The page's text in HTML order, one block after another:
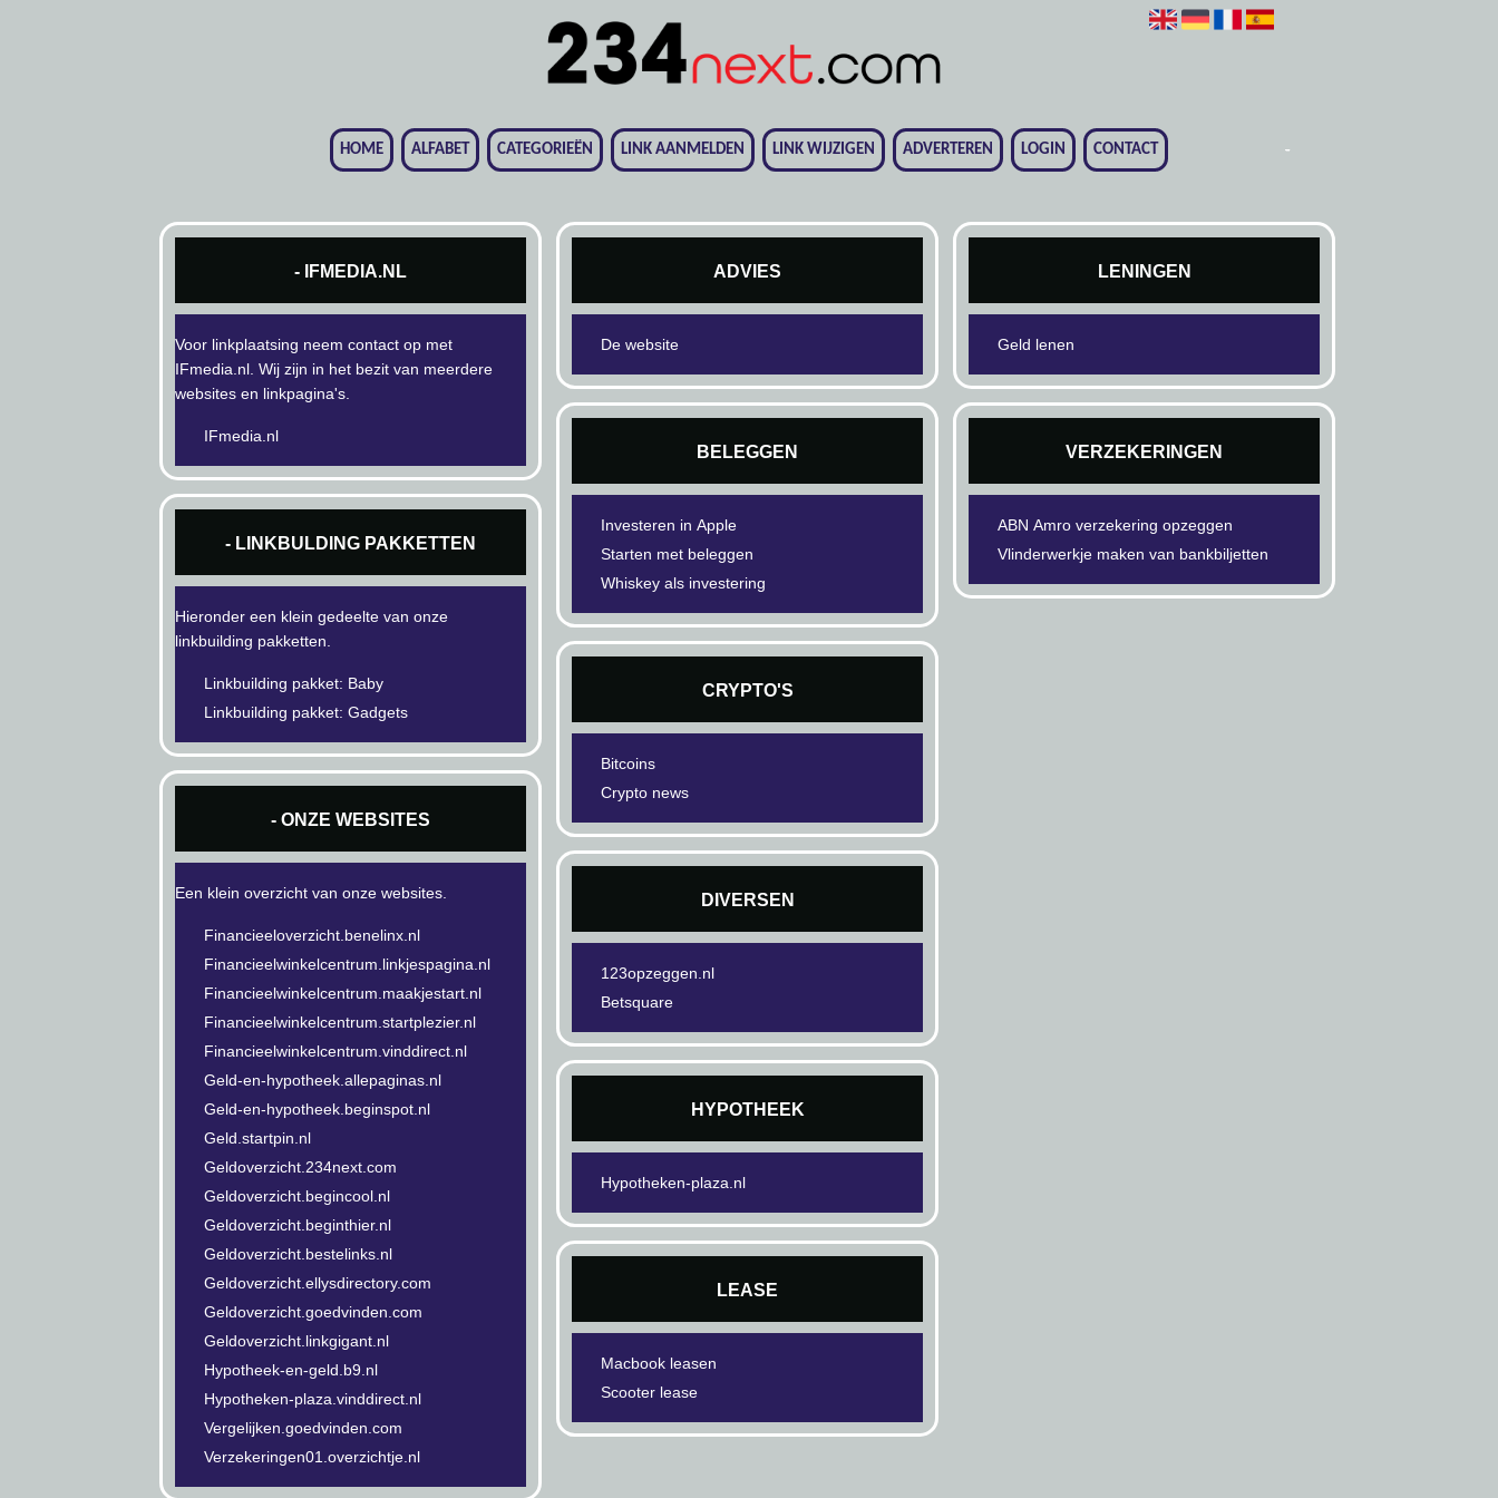
HOME -
ALFABET -
CATEGORIEËN -
LINK AANMELDEN -
LINK WIJZIGEN -
ADVERTEREN -
LOGIN -
CONTACT
- IFMEDIA.NL
Voor linkplaatsing neem contact op met
IFmedia.nl. Wij zijn in het bezit van meerdere
websites en linkpagina's.
IFmedia.nl
- LINKBULDING PAKKETTEN
Hieronder een klein gedeelte van onze
linkbuilding pakketten.
Linkbuilding pakket: Baby
Linkbuilding pakket: Gadgets
- ONZE WEBSITES
Een klein overzicht van onze websites.
Financieeloverzicht.benelinx.nl
Financieelwinkelcentrum.linkjespagina.nl
Financieelwinkelcentrum.maakjestart.nl
Financieelwinkelcentrum.startplezier.nl
Financieelwinkelcentrum.vinddirect.nl
Geld-en-hypotheek.allepaginas.nl
Geld-en-hypotheek.beginspot.nl
Geld.startpin.nl
Geldoverzicht.234next.com
Geldoverzicht.begincool.nl
Geldoverzicht.beginthier.nl
Geldoverzicht.bestelinks.nl
Geldoverzicht.ellysdirectory.com
Geldoverzicht.goedvinden.com
Geldoverzicht.linkgigant.nl
Hypotheek-en-geld.b9.nl
Hypotheken-plaza.vinddirect.nl
Vergelijken.goedvinden.com
Verzekeringen01.overzichtje.nl
ADVIES
De website
BELEGGEN
Investeren in Apple
Starten met beleggen
Whiskey als investering
CRYPTO'S
Bitcoins
Crypto news
DIVERSEN
123opzeggen.nl
Betsquare
HYPOTHEEK
Hypotheken-plaza.nl
LEASE
Macbook leasen
Scooter lease
LENINGEN
Geld lenen
VERZEKERINGEN
ABN Amro verzekering opzeggen
Vlinderwerkje maken van bankbiljetten